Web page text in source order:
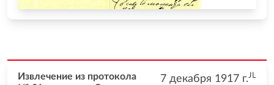
7 декабря 1917 г.JL
Извлечение из протокола